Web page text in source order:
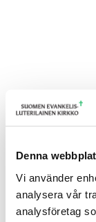
Denna
Vi använder
analysera vår
analysföretag